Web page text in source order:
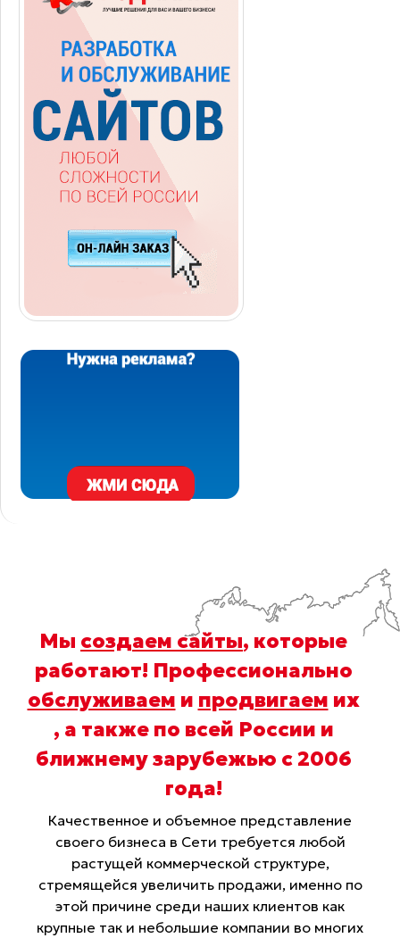
Мы создаем сайты, которые
работают! Профессионально
обслуживаем и продвигаем их
, а также по всей России и
ближнему зарубежью с 2006
года!
Качественное и объемное представление
своего бизнеса в Сети требуется любой
растущей коммерческой структуре,
стремящейся увеличить продажи, именно по
этой причине среди наших клиентов как
крупные так и небольшие компании во многих